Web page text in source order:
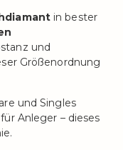
in bester
und
Größenordnung
und Singles
für Anleger – dieses